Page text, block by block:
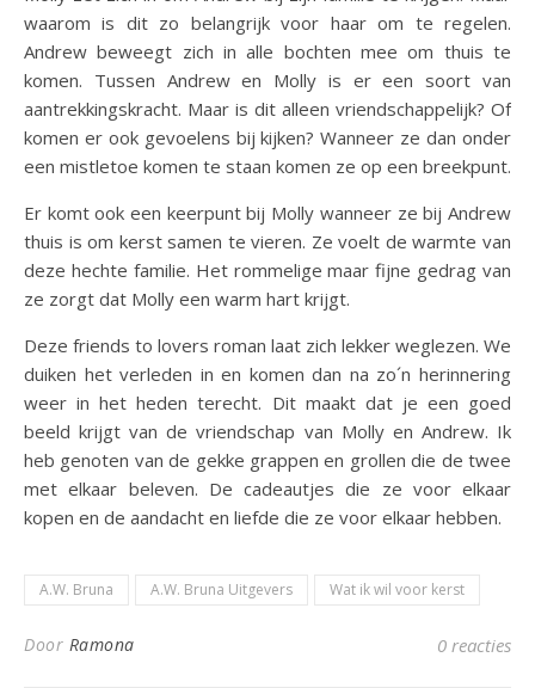
waarom is dit zo belangrijk voor haar om te regelen.
Andrew beweegt zich in alle bochten mee om thuis te
komen. Tussen Andrew en Molly is er een soort van
aantrekkingskracht. Maar is dit alleen vriendschappelijk? Of
komen er ook gevoelens bij kijken? Wanneer ze dan onder
een mistletoe komen te staan komen ze op een breekpunt.
Er komt ook een keerpunt bij Molly wanneer ze bij Andrew
thuis is om kerst samen te vieren. Ze voelt de warmte van
deze hechte familie. Het rommelige maar fijne gedrag van
ze zorgt dat Molly een warm hart krijgt.
Deze friends to lovers roman laat zich lekker weglezen. We
duiken het verleden in en komen dan na zo´n herinnering
weer in het heden terecht. Dit maakt dat je een goed
beeld krijgt van de vriendschap van Molly en Andrew. Ik
heb genoten van de gekke grappen en grollen die de twee
met elkaar beleven. De cadeautjes die ze voor elkaar
kopen en de aandacht en liefde die ze voor elkaar hebben.
A.W. Bruna A.W. Bruna Uitgevers Wat ik wil voor kerst
Door Ramona 0 reacties